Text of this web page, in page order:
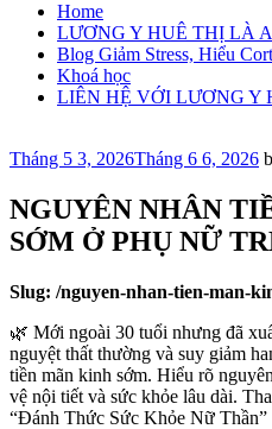
Home
LƯƠNG Y HUÊ THỊ LÀ
Blog Giảm Stress, Hiểu
Khoá học
LIÊN HỆ VỚI LƯƠNG Y
Đăng
Tháng 5 3, 2026Tháng 6 6, 2026
NGUYÊN NHÂN
SỚM Ở PHỤ NỮ
Slug: /nguyen-nhan-tien-man-
🌿 Mới ngoài 30 tuổi nhưng đã
nguyệt thất thường và suy giảm
tiền mãn kinh sớm. Hiểu rõ
vệ nội tiết và sức khỏe lâu dài.
“Đánh Thức Sức Khỏe Nữ